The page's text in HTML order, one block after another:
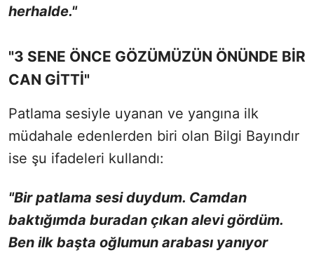
herhalde."
"3 SENE ÖNCE GÖZÜMÜZÜN ÖNÜNDE BİR
CAN GİTTİ"
Patlama sesiyle uyanan ve yangına ilk
müdahale edenlerden biri olan Bilgi Bayındır
ise şu ifadeleri kullandı:
"Bir patlama sesi duydum. Camdan
baktığımda buradan çıkan alevi gördüm.
Ben ilk başta oğlumun arabası yanıyor